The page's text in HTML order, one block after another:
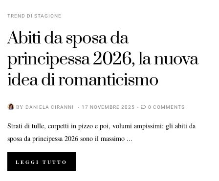
TREND DI STAGIONE
Abiti da sposa da
principessa 2026, la nuova
idea di romanticismo
BY DANIELA CIRANNI 17 NOVEMBRE 2025 0 COMMENTS
Strati di tulle, corpetti in pizzo e poi, volumi ampissimi: gli abiti da
sposa da principessa 2026 sono il massimo ...
LEGGI TUTTO